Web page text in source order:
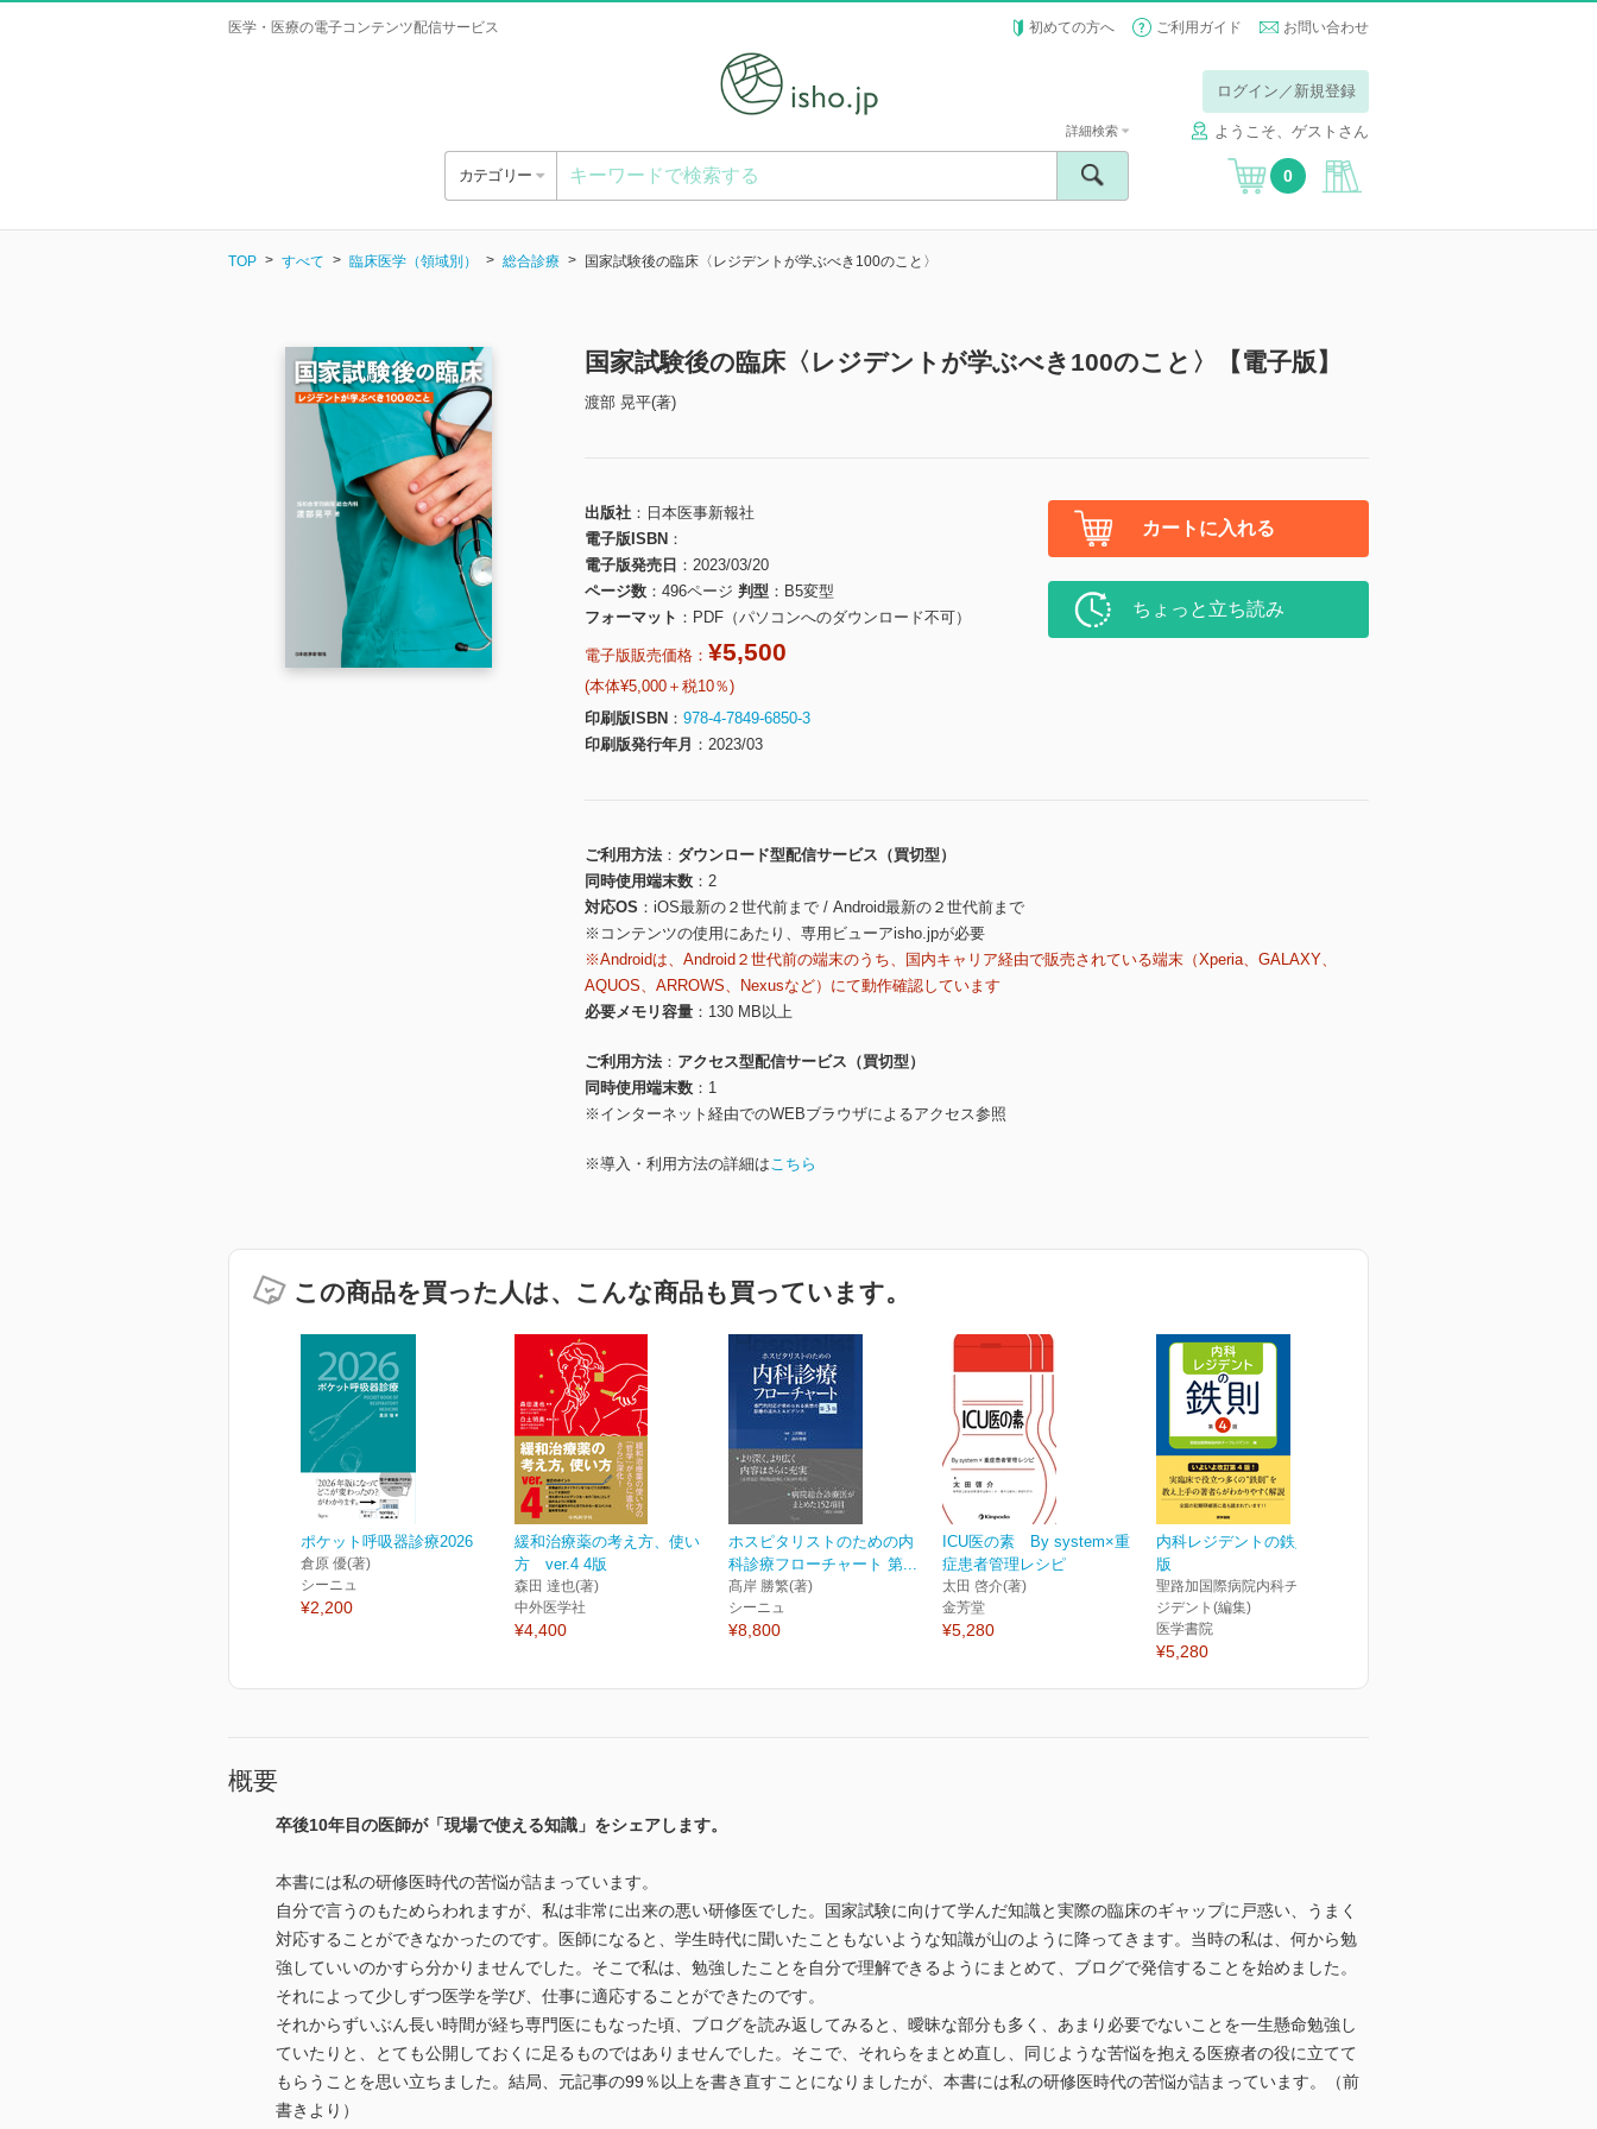
医学・医療の電子コンテンツ配信サービス 初めての方へ ご利用ガイド お問い合わせ
ログイン／新規登録
ようこそ、ゲストさん
カテゴリー
詳細検索
0
TOP すべて 臨床医学（領域別） 総合診療 国家試験後の臨床〈レジデントが学ぶべき100のこと〉
国家試験後の臨床〈レジデントが学ぶべき100のこと〉【電子版】
渡部 晃平(著)
出版社
日本医事新報社
電子版ISBN
電子版発売日
2023/03/20
ページ数
496ページ 判型
B5変型
フォーマット
PDF（パソコンへのダウンロード不可）
電子版販売価格： ¥5,500
(本体¥5,000＋税10％)
印刷版ISBN
978-4-7849-6850-3
印刷版発行年月
2023/03
カートに入れる
ちょっと立ち読み
ご利用方法
ダウンロード型配信サービス（買切型）
同時使用端末数
2
対応OS
iOS最新の２世代前まで / Android最新の２世代前まで
※コンテンツの使用にあたり、専用ビューアisho.jpが必要
※Androidは、Android２世代前の端末のうち、国内キャリア経由で販売されている端末（Xperia、GALAXY、
AQUOS、ARROWS、Nexusなど）にて動作確認しています
必要メモリ容量
130 MB以上
ご利用方法
アクセス型配信サービス（買切型）
同時使用端末数
1
※インターネット経由でのWEBブラウザによるアクセス参照
※導入・利用方法の詳細はこちら
この商品を買った人は、こんな商品も買っています。
ポケット呼吸器診療2026
倉原 優(著)
シーニュ
¥2,200
緩和治療薬の考え方、使い
方 ver.4 4版
森田 達也(著)
中外医学社
¥4,400
ホスピタリストのための内
科診療フローチャート 第...
髙岸 勝繁(著)
シーニュ
¥8,800
ICU医の素 By system×重
症患者管理レシピ
太田 啓介(著)
金芳堂
¥5,280
内科レジデントの鉄則 第4
版
聖路加国際病院内科チーフレ
ジデント(編集)
医学書院
¥5,280
概要
卒後10年目の医師が「現場で使える知識」をシェアします。
本書には私の研修医時代の苦悩が詰まっています。
自分で言うのもためらわれますが、私は非常に出来の悪い研修医でした。国家試験に向けて学んだ知識と実際の臨床のギャップに戸惑い、うまく
対応することができなかったのです。医師になると、学生時代に聞いたこともないような知識が山のように降ってきます。当時の私は、何から勉
強していいのかすら分かりませんでした。そこで私は、勉強したことを自分で理解できるようにまとめて、ブログで発信することを始めました。
それによって少しずつ医学を学び、仕事に適応することができたのです。
それからずいぶん長い時間が経ち専門医にもなった頃、ブログを読み返してみると、曖昧な部分も多く、あまり必要でないことを一生懸命勉強し
ていたりと、とても公開しておくに足るものではありませんでした。そこで、それらをまとめ直し、同じような苦悩を抱える医療者の役に立てて
もらうことを思い立ちました。結局、元記事の99％以上を書き直すことになりましたが、本書には私の研修医時代の苦悩が詰まっています。（前
書きより）